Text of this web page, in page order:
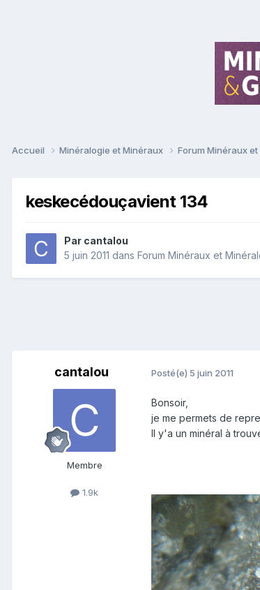
Accueil Minéralogie et Minéraux Forum Minéraux
keskecédouçavient 134
Par cantalou
5 juin 2011 dans Forum Minéraux et
cantalou
Membre
1.9k
Posté(e) 5 juin 2011
Bonsoir,
je me permets de
Il y'a un minéral à